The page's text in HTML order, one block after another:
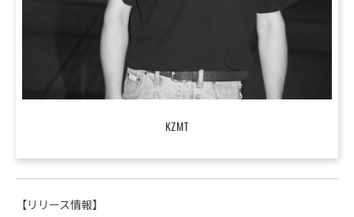
KZMT
【リリース情報】